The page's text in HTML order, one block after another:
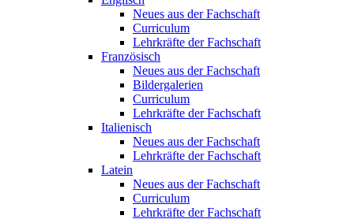
Neues aus der Fachschaft
Curriculum
Lehrkräfte der Fachschaft
Französisch
Neues aus der Fachschaft
Bildergalerien
Curriculum
Lehrkräfte der Fachschaft
Italienisch
Neues aus der Fachschaft
Lehrkräfte der Fachschaft
Latein
Neues aus der Fachschaft
Curriculum
Lehrkräfte der Fachschaft